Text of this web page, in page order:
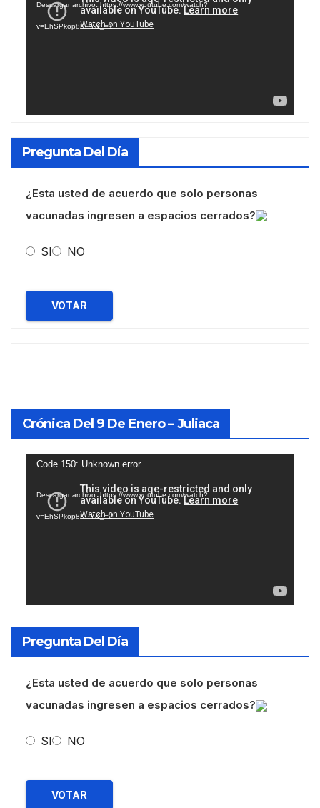
vídeo
Descargar archivo: https://www.youtube.com/watch?
v=EhSPkop8KPY&_=1
Pregunta Del Día
¿Esta usted de acuerdo que solo personas
vacunadas ingresen a espacios cerrados?
SI NO
VOTAR
Crónica Del 9 De Enero – Juliaca
Reproductor
vídeo
Code 150: Unknown error.
Descargar archivo: https://www.youtube.com/watch?
v=EhSPkop8KPY&_=2
Pregunta Del Día
¿Esta usted de acuerdo que solo personas
vacunadas ingresen a espacios cerrados?
SI NO
VOTAR